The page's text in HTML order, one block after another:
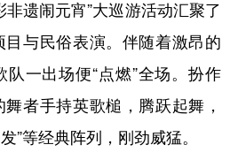
遗闹元宵”大巡游活动汇聚了
与民俗表演。伴随着激昂的
一出场便“点燃”全场。扮作
舞者手持英歌槌，腾跃起舞，
”等经典阵列，刚劲威猛。